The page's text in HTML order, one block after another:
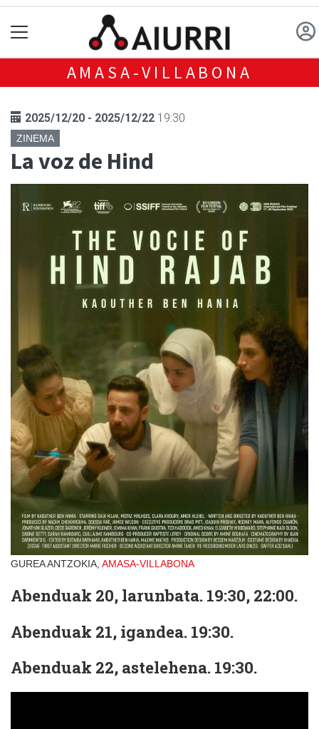
AMASA-VILLABONA
2025/12/20 - 2025/12/22 19:30
ZINEMA
La voz de Hind
GUREA ANTZOKIA, AMASA-VILLABONA
Abenduak 20, larunbata. 19:30, 22:00.
Abenduak 21, igandea. 19:30.
Abenduak 22, astelehena. 19:30.